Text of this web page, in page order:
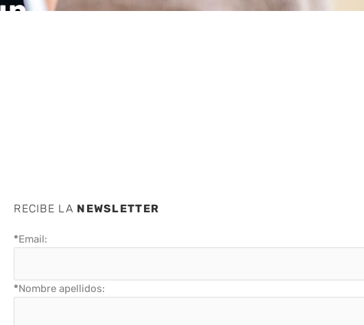
RECIBE LA NEWSLETTER
*Email:
*Nombre apellidos: